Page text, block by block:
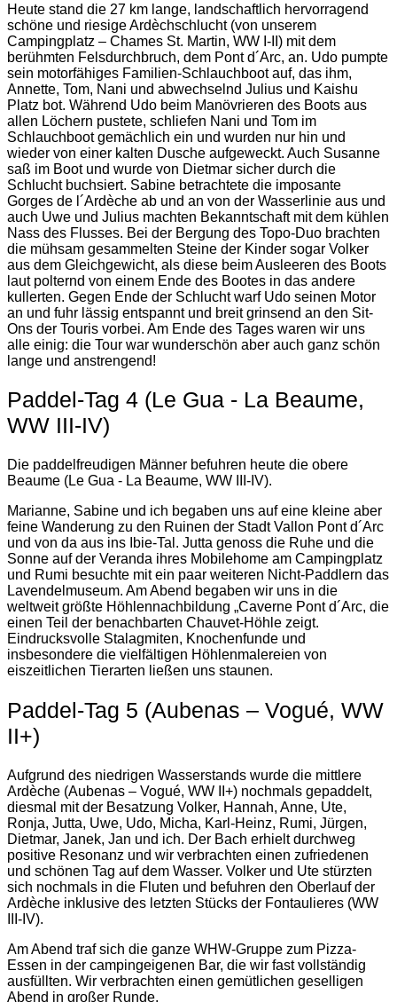
Heute stand die 27 km lange, landschaftlich hervorragend
schöne und riesige Ardèchschlucht (von unserem
Campingplatz – Chames St. Martin, WW I-II) mit dem
berühmten Felsdurchbruch, dem Pont d´Arc, an. Udo pumpte
sein motorfähiges Familien-Schlauchboot auf, das ihm,
Annette, Tom, Nani und abwechselnd Julius und Kaishu
Platz bot. Während Udo beim Manövrieren des Boots aus
allen Löchern pustete, schliefen Nani und Tom im
Schlauchboot gemächlich ein und wurden nur hin und
wieder von einer kalten Dusche aufgeweckt. Auch Susanne
saß im Boot und wurde von Dietmar sicher durch die
Schlucht buchsiert. Sabine betrachtete die imposante
Gorges de l´Ardèche ab und an von der Wasserlinie aus und
auch Uwe und Julius machten Bekanntschaft mit dem kühlen
Nass des Flusses. Bei der Bergung des Topo-Duo brachten
die mühsam gesammelten Steine der Kinder sogar Volker
aus dem Gleichgewicht, als diese beim Ausleeren des Boots
laut polternd von einem Ende des Bootes in das andere
kullerten. Gegen Ende der Schlucht warf Udo seinen Motor
an und fuhr lässig entspannt und breit grinsend an den Sit-
Ons der Touris vorbei. Am Ende des Tages waren wir uns
alle einig: die Tour war wunderschön aber auch ganz schön
lange und anstrengend!
Paddel-Tag 4 (Le Gua - La Beaume,
WW III-IV)
Die paddelfreudigen Männer befuhren heute die obere
Beaume (Le Gua - La Beaume, WW III-IV).
Marianne, Sabine und ich begaben uns auf eine kleine aber
feine Wanderung zu den Ruinen der Stadt Vallon Pont d´Arc
und von da aus ins Ibie-Tal. Jutta genoss die Ruhe und die
Sonne auf der Veranda ihres Mobilehome am Campingplatz
und Rumi besuchte mit ein paar weiteren Nicht-Paddlern das
Lavendelmuseum. Am Abend begaben wir uns in die
weltweit größte Höhlennachbildung „Caverne Pont d´Arc, die
einen Teil der benachbarten Chauvet-Höhle zeigt.
Eindrucksvolle Stalagmiten, Knochenfunde und
insbesondere die vielfältigen Höhlenmalereien von
eiszeitlichen Tierarten ließen uns staunen.
Paddel-Tag 5 (Aubenas – Vogué, WW
II+)
Aufgrund des niedrigen Wasserstands wurde die mittlere
Ardèche (Aubenas – Vogué, WW II+) nochmals gepaddelt,
diesmal mit der Besatzung Volker, Hannah, Anne, Ute,
Ronja, Jutta, Uwe, Udo, Micha, Karl-Heinz, Rumi, Jürgen,
Dietmar, Janek, Jan und ich. Der Bach erhielt durchweg
positive Resonanz und wir verbrachten einen zufriedenen
und schönen Tag auf dem Wasser. Volker und Ute stürzten
sich nochmals in die Fluten und befuhren den Oberlauf der
Ardèche inklusive des letzten Stücks der Fontaulieres (WW
III-IV).
Am Abend traf sich die ganze WHW-Gruppe zum Pizza-
Essen in der campingeigenen Bar, die wir fast vollständig
ausfüllten. Wir verbrachten einen gemütlichen geselligen
Abend in großer Runde.